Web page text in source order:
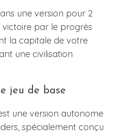
une version pour 2
par le progrès
la capitale de votre
une civilisation
jeu de base
une version autonome
spécialement conçu